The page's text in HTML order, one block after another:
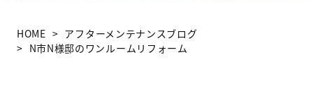
HOME
アフターメンテナンスブログ
N市N様邸のワンルームリフォーム